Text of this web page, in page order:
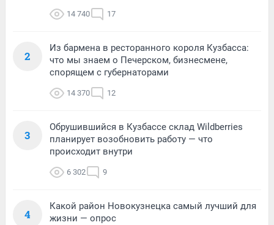
14 740 17
2
Из бармена в ресторанного короля Кузбасса:
что мы знаем о Печерском, бизнесмене,
спорящем с губернаторами
14 370 12
3
Обрушившийся в Кузбассе склад Wildberries
планирует возобновить работу — что
происходит внутри
6 302 9
4
Какой район Новокузнецка самый лучший для
жизни — опрос